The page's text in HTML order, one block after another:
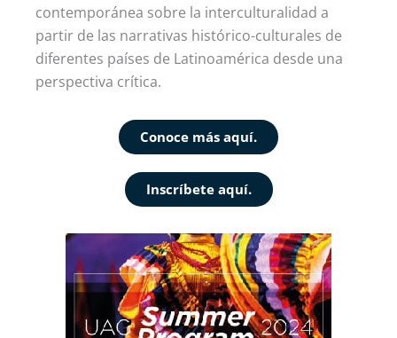
contemporánea sobre la interculturalidad a
partir de las narrativas histórico-culturales de
diferentes países de Latinoamérica desde una
perspectiva crítica.
Conoce más aquí.
Inscríbete aquí.